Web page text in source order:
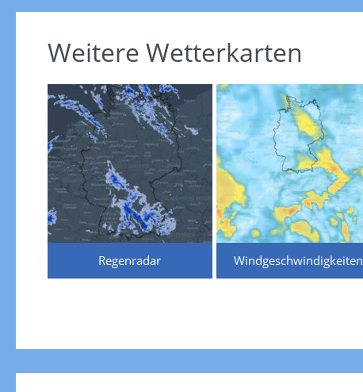
Weitere Wetterkarten
Regenradar Windgeschwindigkeiten